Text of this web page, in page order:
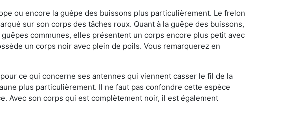
ou encore la guêpe des buissons plus particulièrement. Le frelon
sur son corps des tâches roux. Quant à la guêpe des buissons,
communes, elles présentent un corps encore plus petit avec
un corps noir avec plein de poils. Vous remarquerez en
ce qui concerne ses antennes qui viennent casser le fil de la
plus particulièrement. Il ne faut pas confondre cette espèce
Avec son corps qui est complètement noir, il est également